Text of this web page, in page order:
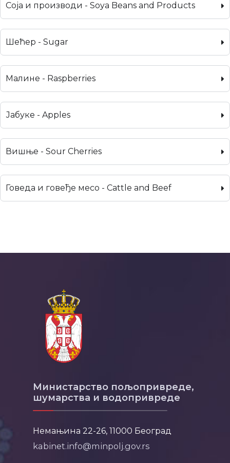
Соја и производи - Soya Beans and Products
Шећер - Sugar
Малине - Raspberries
Јабуке - Apples
Вишње - Sour Cherries
Говеда и говеђе месо - Cattle and Beef
Министарство пољопривреде,
шумарства и водопривреде
Немањина 22-26, 11000 Београд
kabinet.info@minpolj.gov.rs